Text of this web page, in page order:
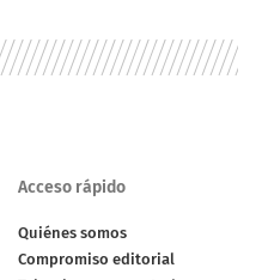
Acceso rápido
Quiénes somos
Compromiso editorial